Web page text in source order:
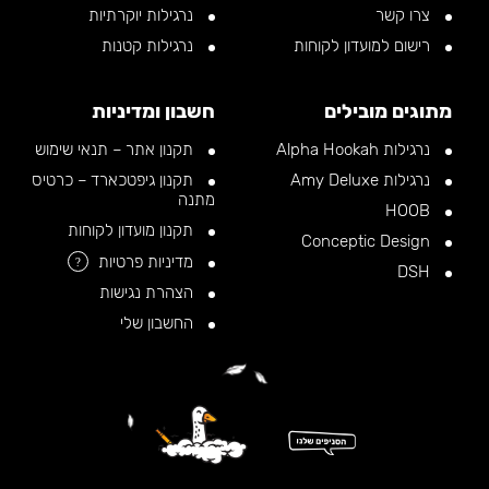
צרו קשר
רישום למועדון לקוחות
נרגילות יוקרתיות
נרגילות קטנות
מתוגים מובילים
נרגילות Alpha Hookah
נרגילות Amy Deluxe
חשבון ומדיניות
תקנון אתר – תנאי שימוש
תקנון גיפטכארד – כרטיס
מתנה
תקנון מועדון לקוחות
מדיניות פרטיות
?
הצהרת נגישות
החשבון שלי